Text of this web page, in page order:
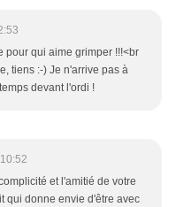
pour qui aime grimper !!!<br
tiens :-) Je n'arrive pas à
devant l'ordi !
et l'amitié de votre
qui donne envie d'être avec